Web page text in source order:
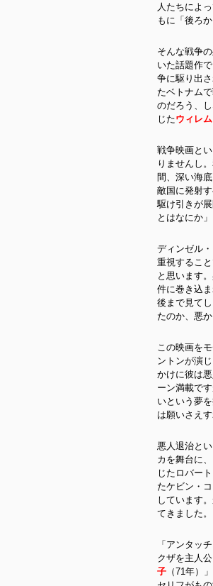
人たちによ
もに「後ろ
そんな戦争
いた話題作
争に駆り出
たベトナム
のだろう、
じたウィレ
戦争映画と
りませんし
間、深い海
敵国に発射
駆け引きが
とはなにか
ディンゼル
重視するこ
と思います
件に巻き込
後まで見て
たのか、悪
この映画を
ントンが演
かけに彼は
ーン満載で
いという夢
は願いさえ
悪人退治と
カを舞台に
じたロバー
たケビン・
しています
てきました
「アンタッ
クザを主人
子 （71年）